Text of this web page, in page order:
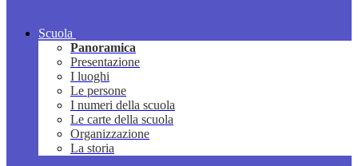
Scuola
Panoramica
Presentazione
I luoghi
Le persone
I numeri della scuola
Le carte della scuola
Organizzazione
La storia